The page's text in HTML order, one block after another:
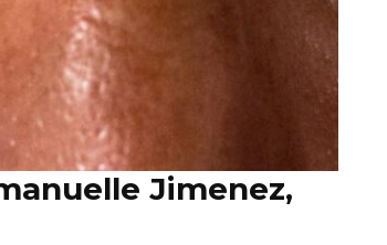
Jimenez,